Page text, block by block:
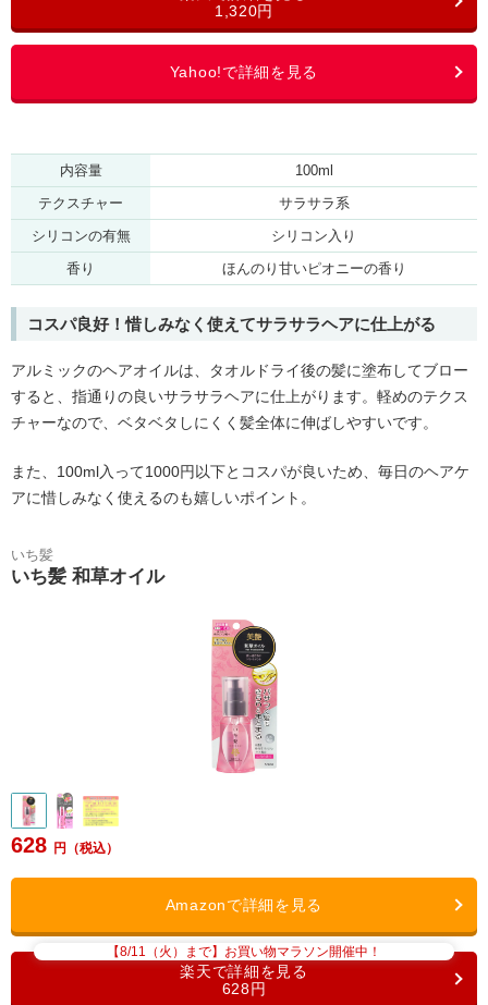
1,320円
内容量
100ml
テクスチャー
サラサラ系
シリコンの有無
シリコン入り
香り
ほんのり甘いピオニーの香り
コスパ良好！惜しみなく使えてサラサラヘアに仕上がる
アルミックのヘアオイルは、タオルドライ後の髪に塗布してブロー
すると、指通りの良いサラサラヘアに仕上がります。軽めのテクス
チャーなので、ベタベタしにくく髪全体に伸ばしやすいです。
また、100ml入って1000円以下とコスパが良いため、毎日のヘアケ
アに惜しみなく使えるのも嬉しいポイント。
いち髪
いち髪 和草オイル
628
【8/11（火）まで】お買い物マラソン開催中！
628円